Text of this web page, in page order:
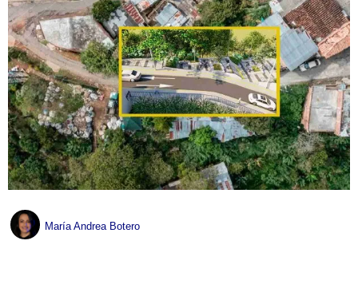
María Andrea Botero